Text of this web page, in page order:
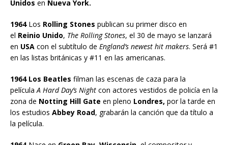
Unidos en Nueva York.
1964Los Rolling Stones publican su primer disco en
el Reinio Unido, The Rolling Stones, el 30 de mayo se lanzará
en USA con el subtítulo de England’s newest hit makers. Será #1
en las listas británicas y #11 en las americanas.
1964 Los Beatles filman las escenas de caza para la
película A Hard Day’s Night con actores vestidos de policía en la
zona de Notting Hill Gate en pleno Londres, por la tarde en
los estudios Abbey Road, grabarán la canción que da título a
la película.